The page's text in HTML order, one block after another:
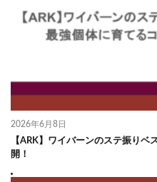
2026年6月8日
【ARK】ワイバーンのステ振り
開！